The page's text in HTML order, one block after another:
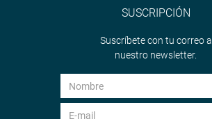
SUSCRIPCIÓN
Suscríbete con tu correo a
nuestro newsletter.